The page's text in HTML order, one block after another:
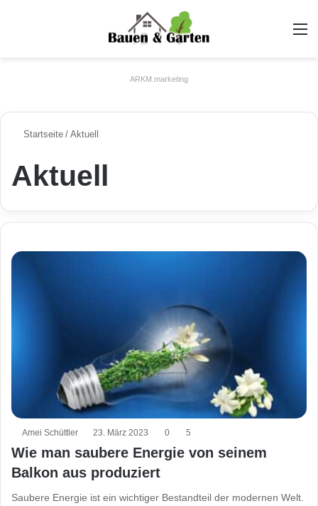
ARKM.marketing
Startseite / Aktuell
Aktuell
Amei Schüttler 23. März 2023 0 5
Wie man saubere Energie von seinem
Balkon aus produziert
Saubere Energie ist ein wichtiger Bestandteil der modernen Welt.